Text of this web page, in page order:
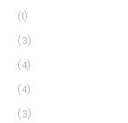
(1)
(3)
(4)
(4)
(3)